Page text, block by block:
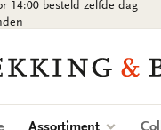
14:00 besteld zelfde dag
Assortiment (current)